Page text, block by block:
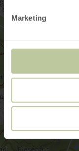
Marketing